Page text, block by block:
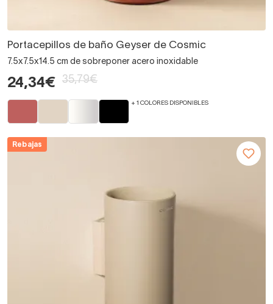
Portacepillos de baño Geyser de Cosmic
7.5x7.5x14.5 cm de sobreponer acero inoxidable
24,34€ 35,79€
+ 1 COLORES DISPONIBLES
Rebajas